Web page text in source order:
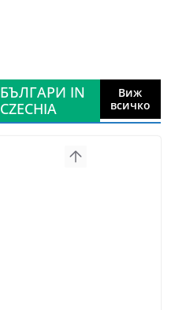
БЪЛГАРИ IN
CZECHIA
Виж
всичко